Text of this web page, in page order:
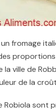
fromage
la ville de
de la
Robiola sont